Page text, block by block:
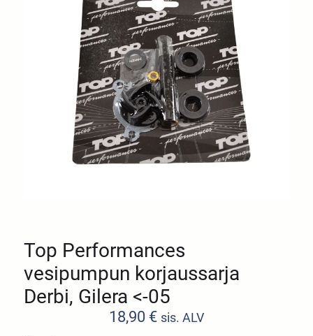
Top Performances
vesipumpun korjaussarja
Derbi, Gilera <-05
18,90 € sis. ALV